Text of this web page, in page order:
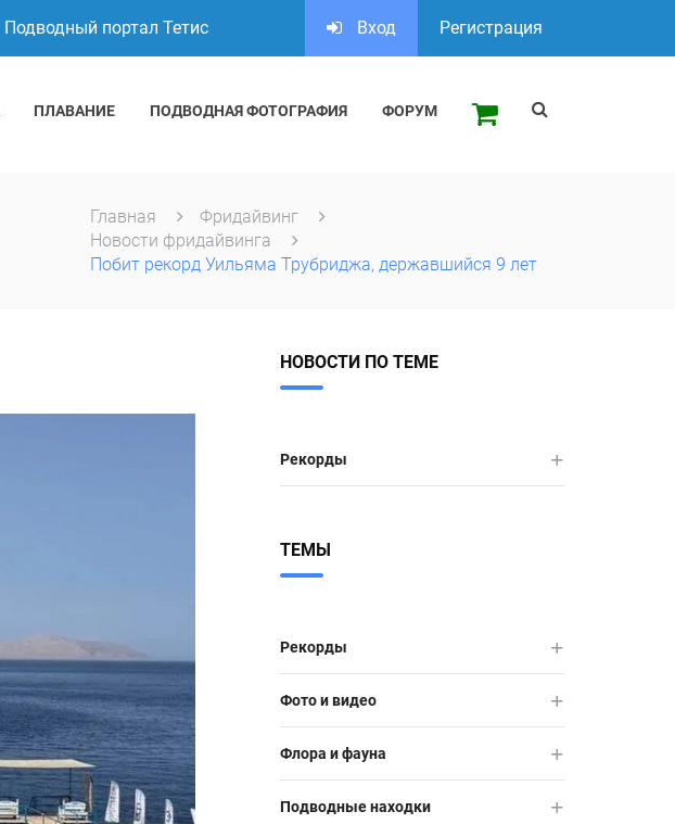
Подводный портал Тетис Вход Регистрация
ПЛАВАНИЕ ПОДВОДНАЯ ФОТОГРАФИЯ ФОРУМ
Главная
Фридайвинг
Новости фридайвинга
Побит рекорд Уильяма Трубриджа, державшийся 9 лет
НОВОСТИ ПО ТЕМЕ
Рекорды
ТЕМЫ
Рекорды
Фото и видео
Флора и фауна
Подводные находки